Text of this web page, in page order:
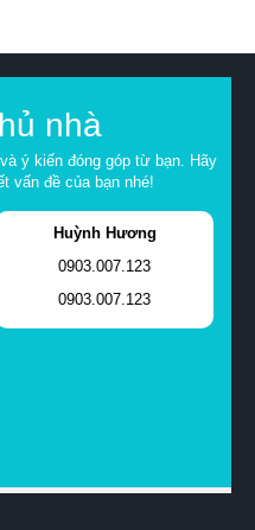
nhà
ý kiến đóng góp từ bạn. Hãy
vấn đề của bạn nhé!
Huỳnh Hương
0903.007.123
0903.007.123